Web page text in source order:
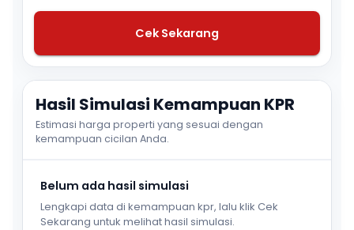
Cek Sekarang
Hasil Simulasi Kemampuan KPR
Estimasi harga properti yang sesuai dengan
kemampuan cicilan Anda.
Belum ada hasil simulasi
Lengkapi data di kemampuan kpr, lalu klik Cek
Sekarang untuk melihat hasil simulasi.